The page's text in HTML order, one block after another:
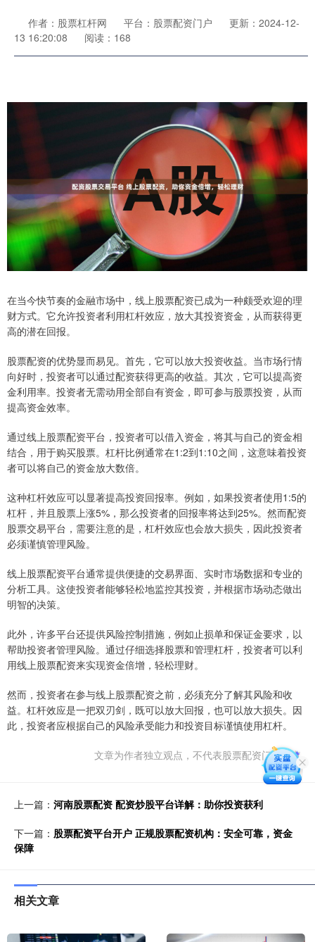
作者：股票杠杆网 平台：股票配资门户
更新：2024-12-
13 16:20:08
阅读：168
在当今快节奏的金融市场中，线上股票配资已成为一种颇受欢迎的理
财方式。它允许投资者利用杠杆效应，放大其投资资金，从而获得更
高的潜在回报。
股票配资的优势显而易见。首先，它可以放大投资收益。当市场行情
向好时，投资者可以通过配资获得更高的收益。其次，它可以提高资
金利用率。投资者无需动用全部自有资金，即可参与股票投资，从而
提高资金效率。
通过线上股票配资平台，投资者可以借入资金，将其与自己的资金相
结合，用于购买股票。杠杆比例通常在1:2到1:10之间，这意味着投资
者可以将自己的资金放大数倍。
这种杠杆效应可以显著提高投资回报率。例如，如果投资者使用1:5的
杠杆，并且股票上涨5%，那么投资者的回报率将达到25%。然而配资
股票交易平台，需要注意的是，杠杆效应也会放大损失，因此投资者
必须谨慎管理风险。
线上股票配资平台通常提供便捷的交易界面、实时市场数据和专业的
分析工具。这使投资者能够轻松地监控其投资，并根据市场动态做出
明智的决策。
此外，许多平台还提供风险控制措施，例如止损单和保证金要求，以
帮助投资者管理风险。通过仔细选择股票和管理杠杆，投资者可以利
用线上股票配资来实现资金倍增，轻松理财。
然而，投资者在参与线上股票配资之前，必须充分了解其风险和收
益。杠杆效应是一把双刃剑，既可以放大回报，也可以放大损失。因
此，投资者应根据自己的风险承受能力和投资目标谨慎使用杠杆。
文章为作者独立观点，不代表股票配资门户观点
上一篇： 河南股票配资 配资炒股平台详解：助你投资获利
下一篇： 股票配资平台开户 正规股票配资机构：安全可靠，资金
保障
相关文章